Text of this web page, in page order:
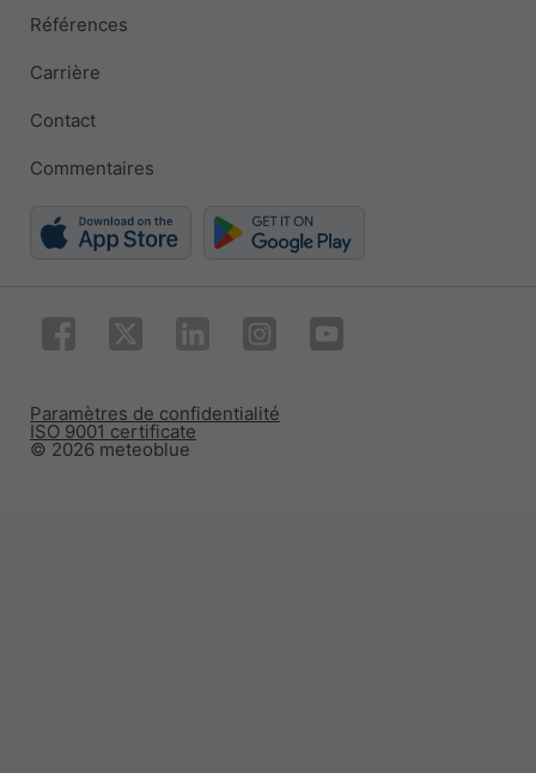
Références
Carrière
Contact
Commentaires
© 2026 meteoblue
ISO 9001 certificate
Paramètres de confidentialité